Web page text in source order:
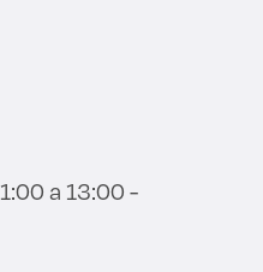
a 13:00 -